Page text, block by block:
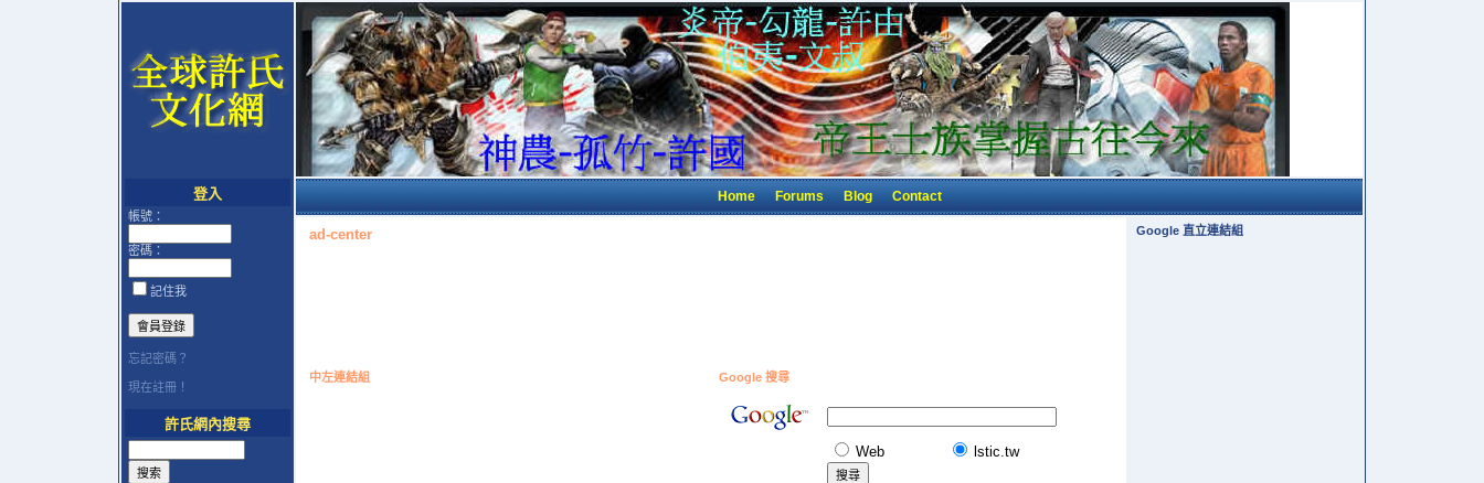
登入
帳號：
密碼：
記住我
忘記密碼？
現在註冊！
許氏網內搜尋
Home Forums Blog Contact
ad-center
中左連結組 Google 搜尋
Web lstic.tw
Google 直立連結組